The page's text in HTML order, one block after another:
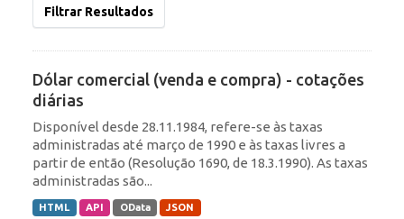
Filtrar Resultados
Dólar comercial (venda e compra) - cotações
diárias
Disponível desde 28.11.1984, refere-se às taxas
administradas até março de 1990 e às taxas livres a
partir de então (Resolução 1690, de 18.3.1990). As taxas
administradas são...
HTML API OData JSON